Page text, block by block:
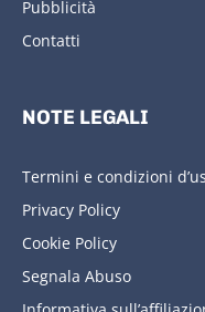
Pubblicità
Contatti
NOTE LEGALI
Termini e condizioni
Privacy Policy
Cookie Policy
Segnala Abuso